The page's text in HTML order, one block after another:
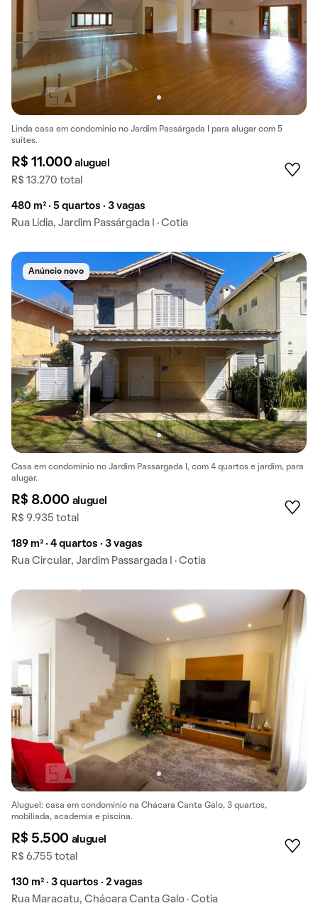
Linda casa em condominio no Jardim Passárgada I para alugar com 5
suítes.
R$ 11.000aluguel
R$ 13.270 total
480 m² · 5 quartos · 3 vagas
Rua Lídia, Jardim Passárgada I · Cotia
Anúncio novo
Casa em condomínio no Jardim Passargada I, com 4 quartos e jardim, para
alugar.
R$ 8.000 aluguel
R$ 9.935 total
189 m² · 4 quartos · 3 vagas
Rua Circular, Jardim Passargada I · Cotia
Aluguel: casa em condomínio na Chácara Canta Galo, 3 quartos,
mobiliada, academia e piscina.
R$ 5.500 aluguel
R$ 6.755 total
130 m² · 3 quartos · 2 vagas
Rua Maracatu, Chácara Canta Galo · Cotia